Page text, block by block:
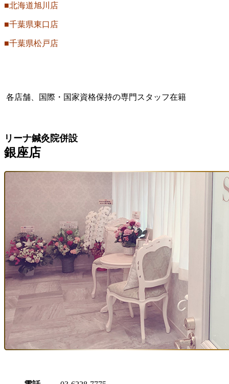
■北海道旭川店
■千葉県東口店
■千葉県松戸店
各店舗、国際・国家資格保持の専門スタッフ在籍
リーナ鍼灸院併設
銀座店